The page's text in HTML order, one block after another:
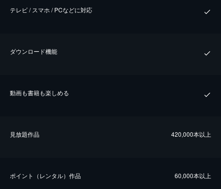
テレビ / スマホ / PCなどに対応
ダウンロード機能
動画も書籍も楽しめる
⾒放題作品 420,000本以上
ポイント（レンタル）作品 60,000本以上